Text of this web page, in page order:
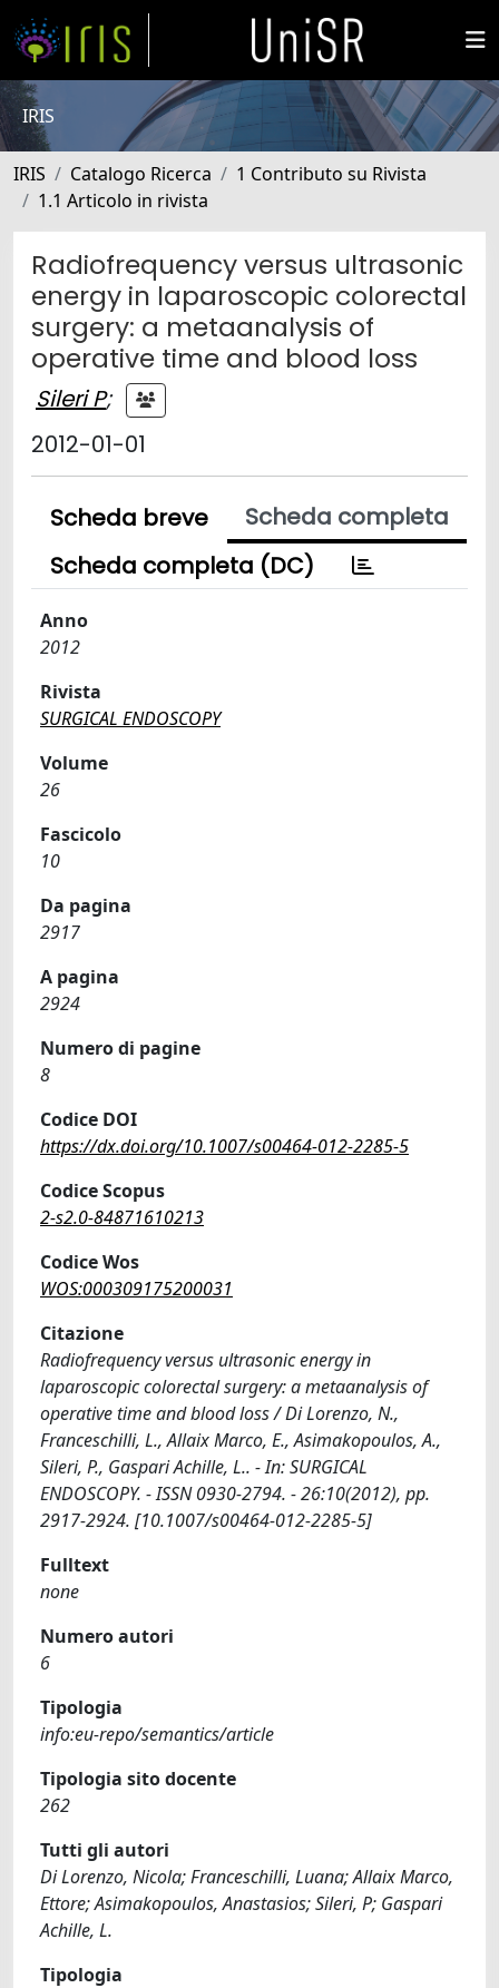
IRIS
IRIS Catalogo Ricerca
1 Contributo su Rivista
1.1 Articolo in rivista
Radiofrequency versus ultrasonic
energy in laparoscopic colorectal
surgery: a metaanalysis of
operative time and blood loss
Sileri P;
2012-01-01
Scheda breve
Scheda completa
Scheda completa (DC)
Anno
2012
Rivista
SURGICAL ENDOSCOPY
Volume
26
Fascicolo
10
Da pagina
2917
A pagina
2924
Numero di pagine
8
Codice DOI
https://dx.doi.org/10.1007/s00464-012-2285-5
Codice Scopus
2-s2.0-84871610213
Codice Wos
WOS:000309175200031
Citazione
Radiofrequency versus ultrasonic energy in
laparoscopic colorectal surgery: a metaanalysis of
operative time and blood loss / Di Lorenzo, N.,
Franceschilli, L., Allaix Marco, E., Asimakopoulos, A.,
Sileri, P., Gaspari Achille, L.. - In: SURGICAL
ENDOSCOPY. - ISSN 0930-2794. - 26:10(2012), pp.
2917-2924. [10.1007/s00464-012-2285-5]
Fulltext
none
Numero autori
6
Tipologia
info:eu-repo/semantics/article
Tipologia sito docente
262
Tutti gli autori
Di Lorenzo, Nicola; Franceschilli, Luana; Allaix Marco,
Ettore; Asimakopoulos, Anastasios; Sileri, P; Gaspari
Achille, L.
Tipologia